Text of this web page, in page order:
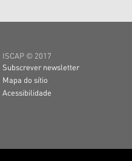
ISCAP © 2017
Subscrever newsletter
Mapa do sítio
Acessibilidade